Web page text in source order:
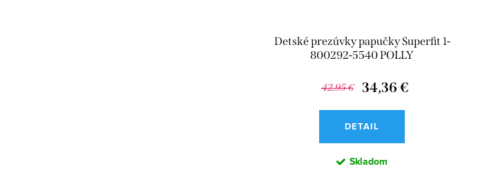
Detské prezúvky papučky Superfit 1-
800292-5540 POLLY
42,95 € 34,36 €
DETAIL
Skladom